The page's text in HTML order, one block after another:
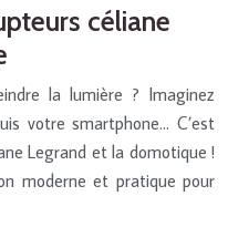
céliane
la lumière ? Imaginez
votre smartphone… C’est
Legrand et la domotique !
moderne et pratique pour